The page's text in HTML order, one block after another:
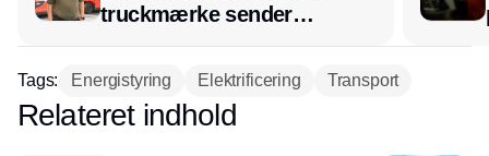
truckmærke sender
lagerchef stafetten videre
hos INOX
Tags: Energistyring Elektrificering Transport
Annonce
Relateret indhold